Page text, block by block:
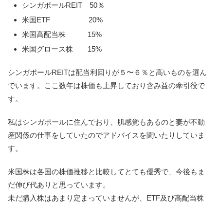
シンガポールREIT 50％
米国ETF 20%
米国高配当株 15%
米国グロース株 15%
シンガポールREITは配当利回りが５〜６％と高いものを選ん
でいます。ここ数年は株価も上昇しており含み益の牽引役で
す。
私はシンガポールに住んでおり、肌感覚もあるのと妻が不動
産関係の仕事をしていたのでアドバイスを聞いたりしていま
す。
米国株は各国の株価推移と比較してとても優秀で、今後もま
だ伸び代ありと思っています。
未だ購入株はあまり定まっていませんが、ETF及び高配当株